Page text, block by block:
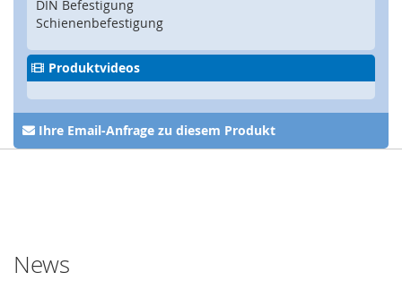
a
n
f
e
s
y
s
t
DIN Befestigung
Schienenbefestigung
Produktvideos
Ihre Email-Anfrage zu diesem Produkt
News